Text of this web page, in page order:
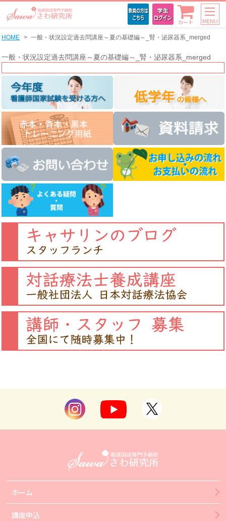
カート MENU
HOME 一般・状況設定過去問講座～夏の基礎編～_腎・泌尿器系_merged
一般・状況設定過去問講座～夏の基礎編～_腎・泌尿器系_merged
ホーム
講座申込